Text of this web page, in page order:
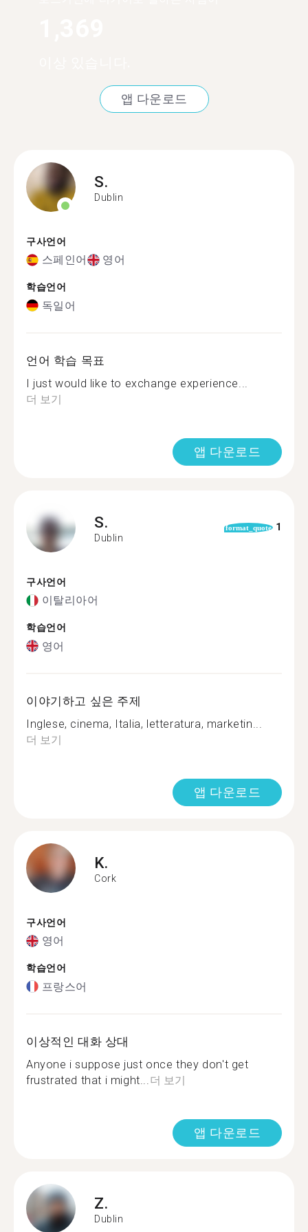
앱 다운로드
S.
Dublin
구사언어
스페인어 영어
학습언어
독일어
언어 학습 목표
I just would like to exchange experience...
더 보기
앱 다운로드
S.
Dublin
format_quote 1
구사언어
이탈리아어
학습언어
영어
이야기하고 싶은 주제
Inglese, cinema, Italia, letteratura, marketin...
더 보기
앱 다운로드
K.
Cork
구사언어
영어
학습언어
프랑스어
이상적인 대화 상대
Anyone i suppose just once they don't get
frustrated that i might... 더 보기
앱 다운로드
Z.
Dublin